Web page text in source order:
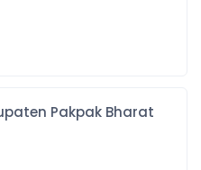
Kabupaten Pakpak Bharat